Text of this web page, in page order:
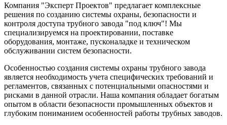
Компания "Эксперт Проектов" предлагает комплексные
решения по созданию системы охраны, безопасности и
контроля доступа трубного завода "под ключ"! Мы
специализируемся на проектировании, поставке
оборудования, монтаже, пусконаладке и техническом
обслуживании систем безопасности.
Особенностью создания системы охраны трубного завода
является необходимость учета специфических требований и
регламентов, связанных с потенциальными опасностями и
рисками в данной отрасли. Наша компания обладает богатым
опытом в области безопасности промышленных объектов и
глубоким пониманием особенностей работы трубных заводов.